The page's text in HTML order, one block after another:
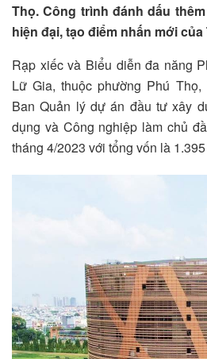
Thọ. Công trình đánh dấu
hiện đại, tạo điểm nhấn mới của
Rạp xiếc và Biểu diễn đa năng
Lữ Gia, thuộc phường Phú
Ban Quản lý dự án đầu tư xây
dụng và Công nghiệp làm chủ
tháng 4/2023 với tổng vốn là